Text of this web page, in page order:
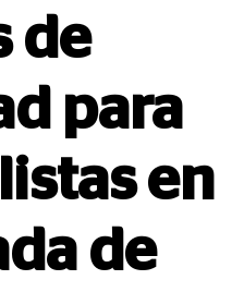
de
para
en
de